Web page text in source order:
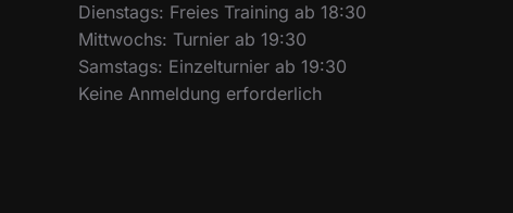
Dienstags: Freies Training ab 18:30
Mittwochs: Turnier ab 19:30
Samstags: Einzelturnier ab 19:30
Keine Anmeldung erforderlich